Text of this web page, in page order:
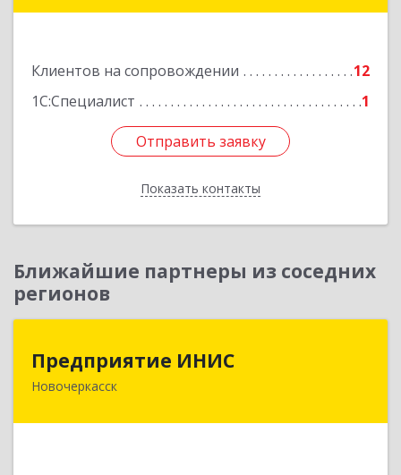
Клиентов на сопровождении
12
1С:Специалист
1
Отправить заявку
Показать контакты
Отправить заявку
Назад
Ближайшие партнеры из соседних
регионов
Предприятие ИНИС
Новочеркасск346430, Ростовская обл, Новочеркасск г,